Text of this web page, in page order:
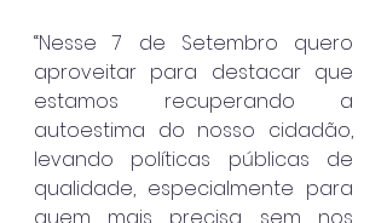
“Nesse 7 de Setembro quero
aproveitar para destacar que
estamos recuperando a
autoestima do nosso cidadão,
levando políticas públicas de
qualidade, especialmente para